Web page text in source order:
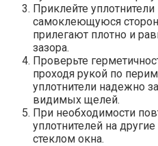
Приклейте
самоклеющуюся
прилегают плотно и
зазора.​
Проверьте
проходя рукой по
уплотнители надежно
видимых щелей.​
При необходимости
уплотнителей на
стеклом окна.​